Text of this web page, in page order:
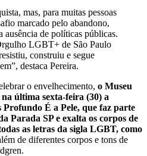
mas, para muitas pessoas
marcado pelo abandono,
ausência de políticas públicas.
LGBT+ de São Paulo
construiu e segue
destaca Pereira.
o envelhecimento, o Museu
última sexta-feira (30) a
É a Pele, que faz parte
Parada SP e exalta os corpos de
as letras da sigla LGBT, como
de diferentes corpos e tons de